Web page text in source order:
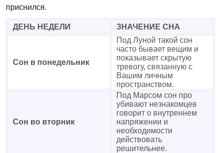
приснился.
ДЕНЬ НЕДЕЛИ ЗНАЧЕНИЕ СНА
Сон в понедельник
Под Луной такой сон
часто бывает вещим и
показывает скрытую
тревогу, связанную с
Вашим личным
пространством.
Сон во вторник
Под Марсом сон про
убивают незнакомцев
говорит о внутреннем
напряжении и
необходимости
действовать
решительнее.